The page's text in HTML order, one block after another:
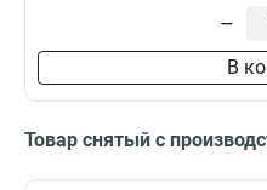
–
В
Товар снятый с